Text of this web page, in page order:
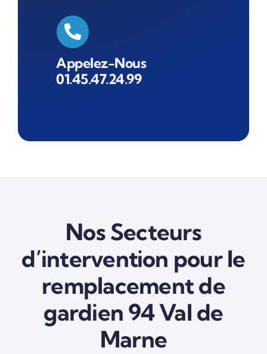
Appelez-Nous
01.45.47.24.99
Nos Secteurs
d’intervention pour le
remplacement de
gardien 94 Val de
Marne